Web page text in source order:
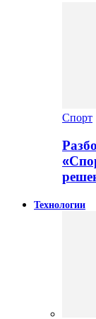
Спорт
Технологии